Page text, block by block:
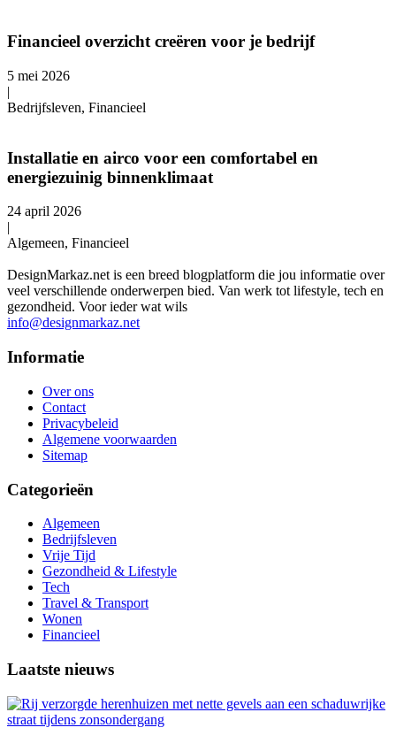
Financieel overzicht creëren voor je bedrijf
5 mei 2026
|
Bedrijfsleven, Financieel
Installatie en airco voor een comfortabel en
energiezuinig binnenklimaat
24 april 2026
Algemeen, Financieel
DesignMarkaz.net is een breed blogplatform die jou informatie over
veel verschillende onderwerpen bied. Van werk tot lifestyle, tech en
gezondheid. Voor ieder wat wils
info@designmarkaz.net
Informatie
Over ons
Contact
Privacybeleid
Algemene voorwaarden
Sitemap
Categorieën
Algemeen
Bedrijfsleven
Vrije Tijd
Gezondheid & Lifestyle
Tech
Travel & Transport
Wonen
Financieel
Laatste nieuws